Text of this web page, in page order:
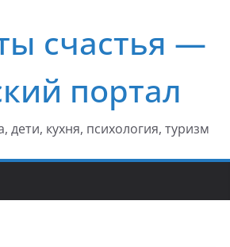
счастья —
портал
дети, кухня, психология, туризм